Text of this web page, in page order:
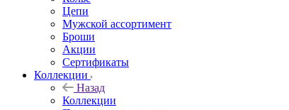
Цепи
Мужской ассортимент
Броши
Акции
Сертификаты
Коллекции
Назад
Коллекции